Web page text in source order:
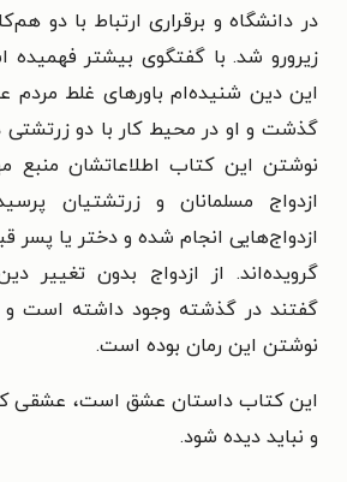
در دانشگاه و برقراری ارتباط با دو
زیرورو شد. با گفتگوی بیشتر فهمیده
این دین شنیده‌ام باورهای غلط
گذشت و او در محیط کار با دو زرتشتی
نوشتن این کتاب اطلاعاتشان منبع
ازدواج مسلمانان و زرتشتیان
ازدواج‌هایی انجام شده و دختر یا پسر
گرویده‌اند. از ازدواج بدون تغییر
گفتند در گذشته وجود داشته است و
نوشتن این رمان بوده است.
این کتاب داستان عشق است، عشقی که
و نباید دیده شود.